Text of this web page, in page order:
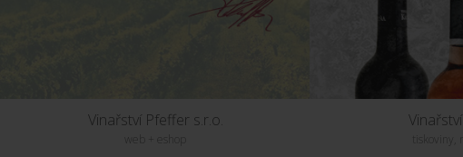
Vinařství Pfeffer s.r.o.
web + eshop